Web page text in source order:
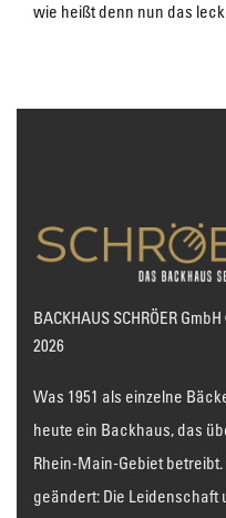
wie heißt denn nun das
BACKHAUS SCHRÖER
2026
Was 1951 als einzelne
heute ein Backhaus, das
Rhein-Main-Gebiet
geändert: Die